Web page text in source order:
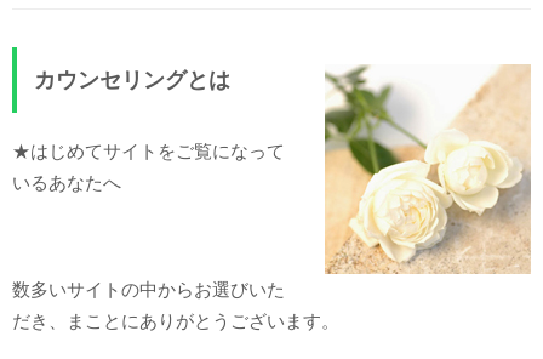
キ
カウンセリングとは
★はじめてサイトをご覧になって
いるあなたへ
数多いサイトの中からお選びいた
だき、まことにありがとうございます。